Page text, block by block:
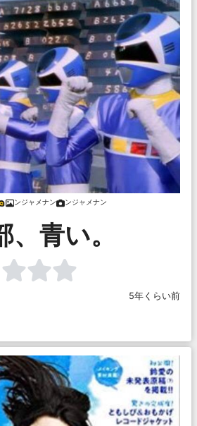
ンジャメナン ンジャメナン
、青い。
5年くらい前